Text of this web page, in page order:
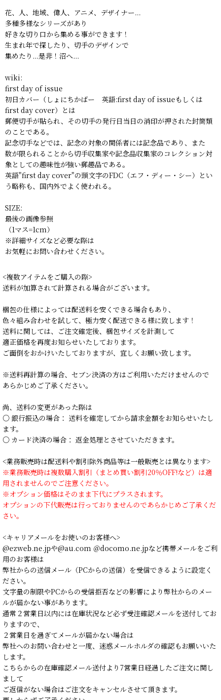
花、人、地域、偉人、アニメ、デザイナー...
多種多様なシリーズがあり
好きな切り口から集める事ができます！
生まれ年で探したり、切手のデザインで
集めたり...是非！沼へ...
wiki:
first day of issue
初日カバー（しょにちかばー 英語:first day of issueもしくは
first day cover）とは
郵便切手が貼られ、その切手の発行日当日の消印が押された封筒類
のことである。
記念切手などでは、記念の対象の関係者には記念品であり、また
数が限られることから切手収集家や記念品収集家のコレクション対
象としての趣味性が強い郵趣品である。
英語"first day cover"の頭文字のFDC（エフ・ディー・シー）とい
う略称も、国内外でよく使われる。
SIZE:
最後の画像参照
（1マス=1cm）
※詳細サイズなど必要な際は
お気軽にお問い合わせください。
<複数アイテムをご購入の際>
送料が加算されて計算される場合がございます。
梱包の仕様によっては配送料を安くできる場合もあり、
色々組み合わせを試して、極力安く配送できる様に致します！
送料に関しては、ご注文確定後、梱包サイズを計測して
適正価格を再度お知らせいたしております。
ご面倒をおかけいたしておりますが、宜しくお願い致します。
※送料再計算の場合、セブン決済の方はご利用いただけませんので
あらかじめご了承ください。
尚、送料の変更があった際は
○ 銀行振込の場合： 送料を確定してから請求金額をお知らせいたし
ます。
○ カード決済の場合： 返金処理とさせていただきます。
<業務販売時は配送料や割引除外商品等は一般販売とは異なります>
※業務販売時は複数購入割引（まとめ買い割引20％OFF!など）は適
用されませんのでご注意ください。
※オプション価格はそのまま下代にプラスされます。
オプションの下代販売は行っておりませんのであらかじめご了承くだ
さい。
<キャリアメールをお使いのお客様へ>
@ezweb.ne.jpや@au.com ＠docomo.ne.jpなど携帯メールをご利
用のお客様は
弊社からの送信メール（PCからの送信）を受信できるように設定く
ださい。
文字量の制限やPCからの受信拒否などの影響により弊社からのメー
ルが届かない事があります。
通常２営業日以内には在庫状況など必ず受注確認メールを送付してお
りますので、
２営業日を過ぎてメールが届かない場合は
弊社へのお問い合わせと一度、迷惑メールホルダの確認もお願いいた
します。
こちらからの在庫確認メール送付より7営業日経過したご注文に関し
まして
ご返信がない場合はご注文をキャンセルさせて頂きます。